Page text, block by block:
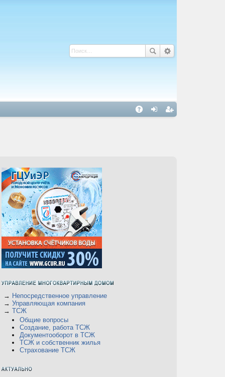
С
→ Непосредственное управление
→ Управляющая компания
→ ТСЖ
Общие вопросы
Создание, работа ТСЖ
Документооборот в ТСЖ
ТСЖ и собственник жилья
Страхование ТСЖ